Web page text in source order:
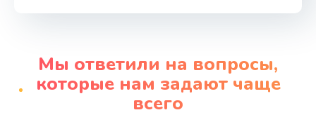
Мы ответили на вопросы,
которые нам задают чаще
всего